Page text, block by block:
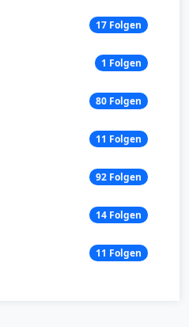
17 Folgen
1 Folgen
80 Folgen
11 Folgen
92 Folgen
14 Folgen
11 Folgen